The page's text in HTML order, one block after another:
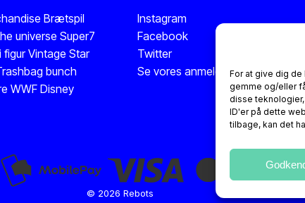
For at give dig
gemme og/eller
disse
ID'er på dette
tilbage, kan det
Brætspil
universe Super7
figurVintage Star
bunch
WWF Disney
Instagram
Facebook
Twitter
Se vores anmeldelser på
© 2026 Rebots